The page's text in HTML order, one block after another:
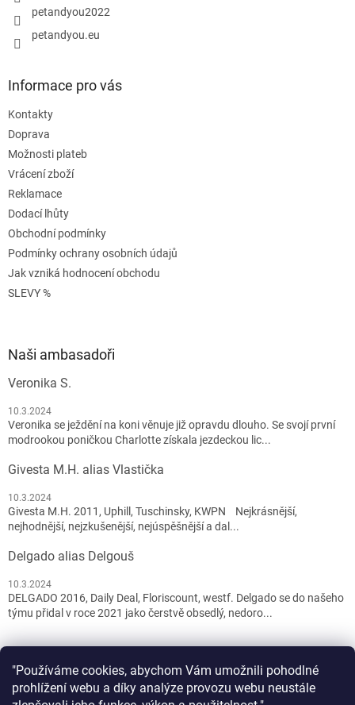
"Používáme cookies, abychom Vám umožnili pohodlné
prohlížení webu a díky analýze provozu webu neustále
petandyou2022
petandyou.eu
Informace pro vás
Kontakty
Doprava
Možnosti plateb
Vrácení zboží
Reklamace
Dodací lhůty
Obchodní podmínky
Podmínky ochrany osobních údajů
Jak vzniká hodnocení obchodu
SLEVY %
Naši ambasadoři
Veronika S.
10.3.2024
Veronika se ježdění na koni věnuje již opravdu dlouho. Se svojí první
modrookou poničkou Charlotte získala jezdeckou lic...
Givesta M.H. alias Vlastička
10.3.2024
Givesta M.H. 2011, Uphill, Tuschinsky, KWPN Nejkrásnější,
nejhodnější, nejzkušenější, nejúspěšnější a dal...
Delgado alias Delgouš
10.3.2024
DELGADO 2016, Daily Deal, Floriscount, westf. Delgado se do našeho
týmu přidal v roce 2021 jako čerstvě obsedlý, nedoro...